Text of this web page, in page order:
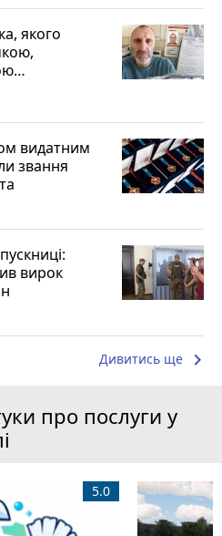
якого
видатним
звання
вирок
Дивитись ще keyboard_arrow_right
про послуги у
5.0